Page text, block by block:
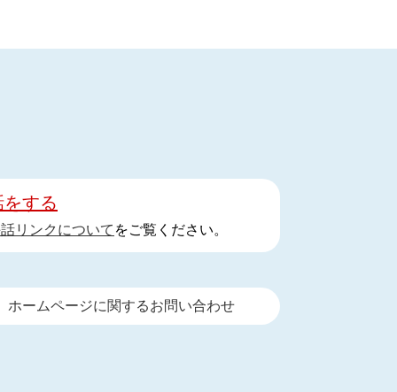
する
リンクについて をご覧ください。
ホームページに関するお問い合わせ